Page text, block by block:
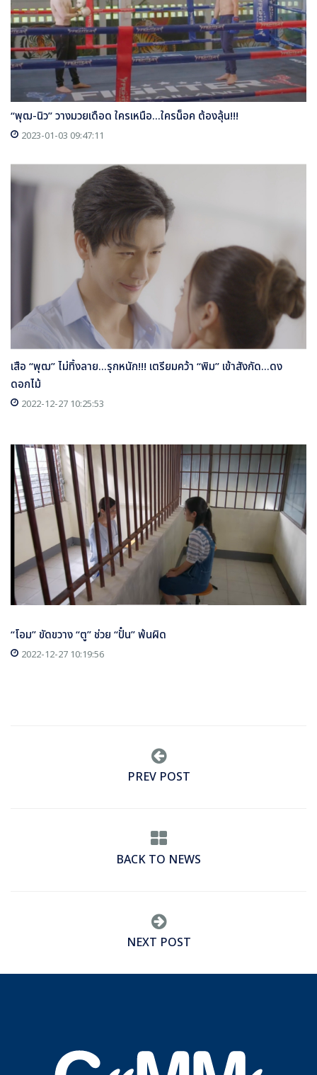
“พุฒ-นิว” วางมวยเดือด ใครเหนือ...ใครน็อค ต้องลุ้น!!!
2023-01-03 09:47:11
เสือ “พุฒ” ไม่ทิ้งลาย...รุกหนัก!!! เตรียมคว้า “พิม” เข้าสังกัด...ดง
ดอกไม้
2022-12-27 10:25:53
“โอม” ขัดขวาง “ตู” ช่วย “ปั๋น” พ้นผิด
2022-12-27 10:19:56
PREV POST
BACK TO NEWS
NEXT POST